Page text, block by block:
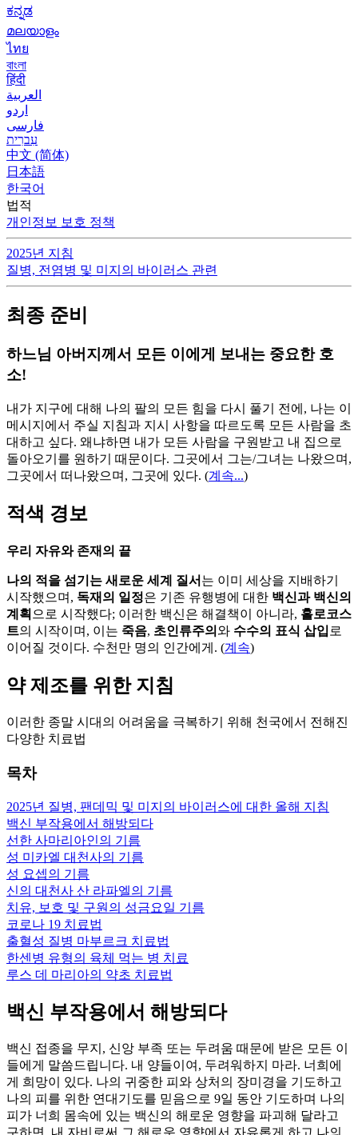
ಕನ್ನಡ
മലയാളം
ไทย
বাংলা
हिंदी
العربية
اردو
فارسی
עִברִית
中文 (简体)
日本語
한국어
법적
개인정보 보호 정책
2025년 지침
질병, 전염병 및 미지의 바이러스 관련
최종 준비
하느님 아버지께서 모든 이에게 보내는 중요한 호
소!
내가 지구에 대해 나의 팔의 모든 힘을 다시 풀기 전에, 나는 이
메시지에서 주실 지침과 지시 사항을 따르도록 모든 사람을 초
대하고 싶다. 왜냐하면 내가 모든 사람을 구원받고 내 집으로
돌아오기를 원하기 때문이다. 그곳에서 그는/그녀는 나왔으며,
그곳에서 떠나왔으며, 그곳에 있다. (계속...)
적색 경보
우리 자유와 존재의 끝
나의 적을 섬기는 새로운 세계 질서 는 이미 세상을 지배하기
시작했으며, 독재의 일정은 기존 유행병에 대한 백신과 백신의
계획 으로 시작했다; 이러한 백신은 해결책이 아니라, 홀로코스
트의 시작이며, 이는 죽음, 초인류주의 와 수수의 표식 삽입 로
이어질 것이다. 수천만 명의 인간에게. (계속)
약 제조를 위한 지침
이러한 종말 시대의 어려움을 극복하기 위해 천국에서 전해진
다양한 치료법
목차
2025년 질병, 팬데믹 및 미지의 바이러스에 대한 올해 지침
백신 부작용에서 해방되다
선한 사마리아인의 기름
성 미카엘 대천사의 기름
성 요셉의 기름
신의 대천사 산 라파엘의 기름
치유, 보호 및 구원의 성금요일 기름
코로나 19 치료법
출혈성 질병 마부르크 치료법
한센병 유형의 육체 먹는 병 치료
루스 데 마리아의 약초 치료법
백신 부작용에서 해방되다
백신 접종을 무지, 신앙 부족 또는 두려움 때문에 받은 모든 이
들에게 말씀드립니다. 내 양들이여, 두려워하지 마라. 너희에
게 희망이 있다. 나의 귀중한 피와 상처의 장미경을 기도하고
나의 피를 위한 연대기도를 믿음으로 9일 동안 기도하며 나의
피가 너희 몸속에 있는 백신의 해로운 영향을 파괴해 달라고